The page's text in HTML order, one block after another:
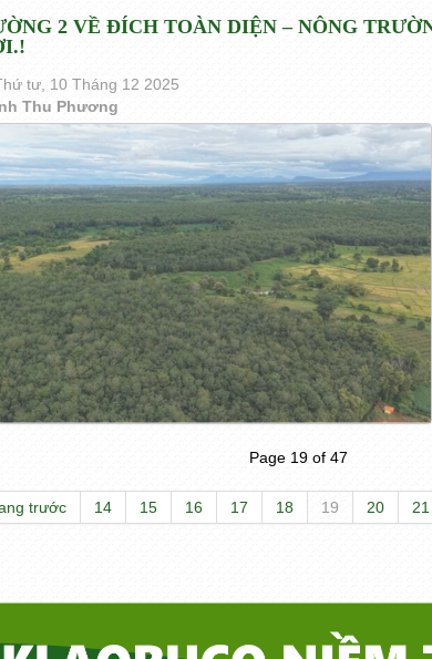
2 VỀ ĐÍCH TOÀN DIỆN – NÔNG
tư, 10 Tháng 12 2025
Thu Phương
Page 19 of 47
trước 14 15 16 17 18 19 20 21